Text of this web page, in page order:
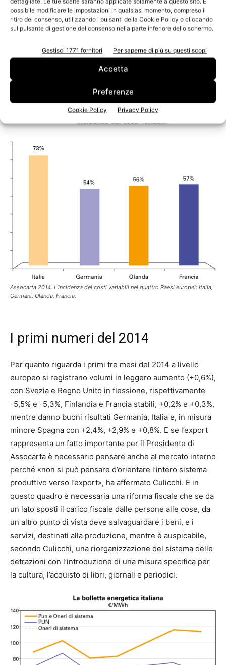
possibile modificare le impostazioni in qualsiasi momento, compreso il
ritiro del consenso, utilizzando i pulsanti della Cookie Policy o cliccando
sul pulsante di gestione del consenso nella parte inferiore dello schermo.
Gestisci 1771 fornitori Per saperne di più su questi scopi
Accetta
Preferenze
Cookie Policy Privacy Policy
che sono continuati fino alla primavera del 2013, così
come si sono rilevati apprezzamenti delle fibre lunghe,
dovuti al rafforzamento dell’euro, e una sostanziale
stazionarietà delle fibre corte. Il rallentamento cinese,
infine, ha influenzato anche il settore della carta da
macero che ha visto una diminuzione degli
approvvigionamenti in Europa da parte della Cina del
10%.
Assocarta 2014. L’incidenza dei costi variabili nei quattro Paesi europei: Italia,
Germani, Olanda, Francia.
I primi numeri del 2014
Per quanto riguarda i primi tre mesi del 2014 a livello
europeo si registrano volumi in leggero aumento (+0,6%),
con Svezia e Regno Unito in flessione, rispettivamente
-5,5% e -5,3%, Finlandia e Francia stabili, +0,2% e +0,3%,
mentre danno buoni risultati Germania, Italia e, in misura
minore Spagna con +2,4%, +2,9% e +0,8%. E se l’export
rappresenta un fatto importante per il Presidente di
Assocarta è necessario pensare anche al mercato interno
perché «non si può pensare d’orientare l’intero sistema
produttivo verso l’export», ha affermato Culicchi. E in
questo quadro è necessaria una riforma fiscale che se da
un lato sposti il carico fiscale dalle persone alle cose, da
un altro punto di vista deve salvaguardare i beni, e i
servizi, destinati alla produzione, mentre è auspicabile,
secondo Culicchi, una riorganizzazione del sistema delle
detrazioni con l’introduzione di una misura specifica per
la cultura, l’acquisto di libri, giornali e periodici.